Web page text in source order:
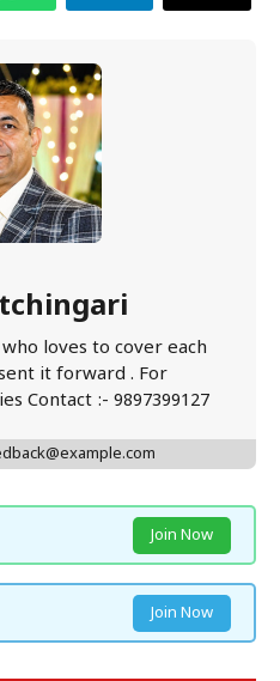
loves to cover each
it forward . For
Contact :- 9897399127
Join Now
Join Now